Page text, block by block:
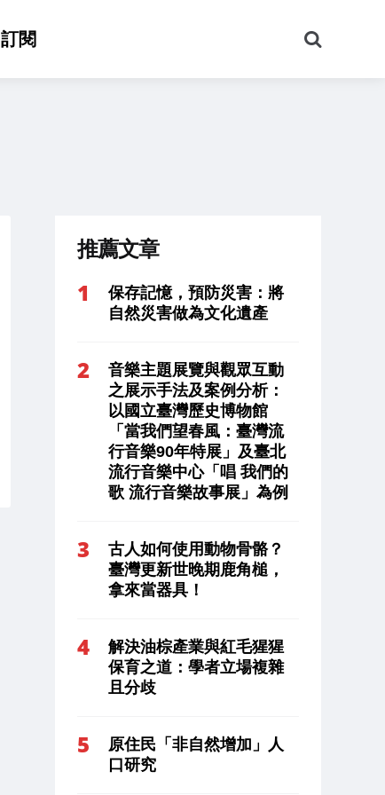
訂閱
尋
推薦文章
保存記憶，預防災害：將
自然災害做為文化遺產
音樂主題展覽與觀眾互動
之展示手法及案例分析：
以國立臺灣歷史博物館
「當我們望春風：臺灣流
行音樂90年特展」及臺北
流行音樂中心「唱 我們的
歌 流行音樂故事展」為例
古人如何使用動物骨骼？
臺灣更新世晚期鹿角槌，
拿來當器具！
解決油棕產業與紅毛猩猩
保育之道：學者立場複雜
且分歧
原住民「非自然增加」人
口研究